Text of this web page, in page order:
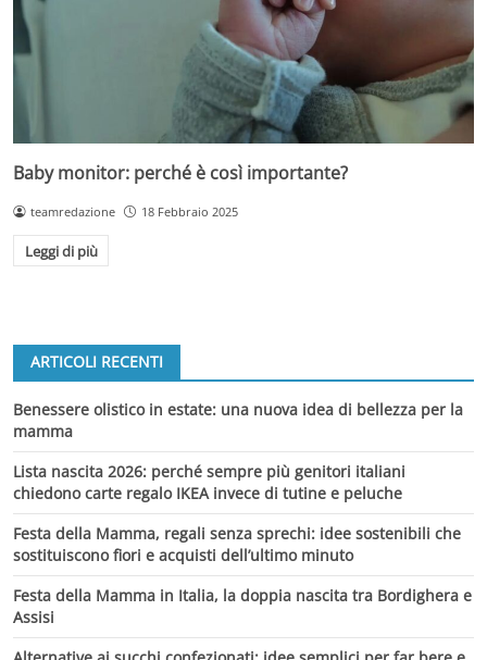
Baby monitor: perché è così importante?
teamredazione 18 Febbraio 2025
Leggi di più
ARTICOLI RECENTI
Benessere olistico in estate: una nuova idea di bellezza per la
mamma
Lista nascita 2026: perché sempre più genitori italiani
chiedono carte regalo IKEA invece di tutine e peluche
Festa della Mamma, regali senza sprechi: idee sostenibili che
sostituiscono fiori e acquisti dell’ultimo minuto
Festa della Mamma in Italia, la doppia nascita tra Bordighera e
Assisi